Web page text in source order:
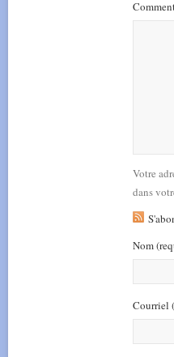
Votre
dans
Nom
Courriel